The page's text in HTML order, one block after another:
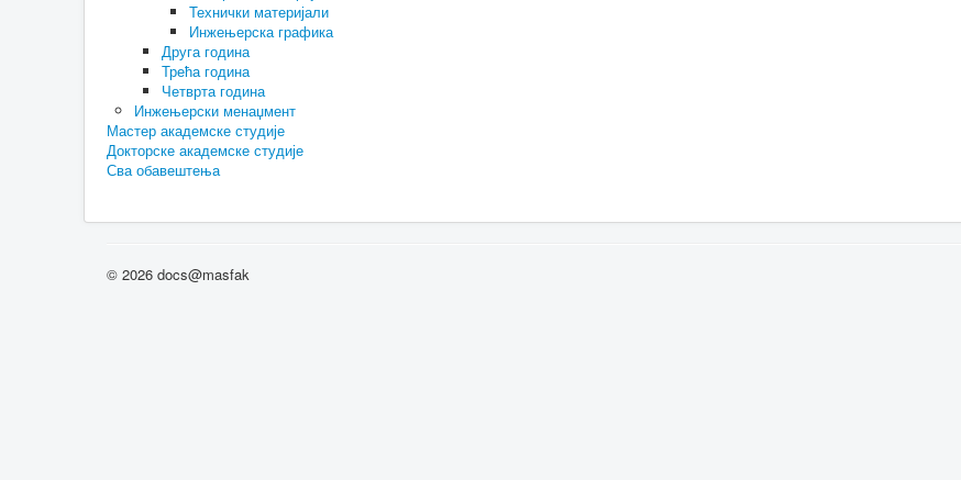
Технички материјали
Инжењерска графика
Друга година
Трећа година
Четврта година
Инжењерски менаџмент
Мастер академске студије
Докторске академске студије
Сва обавештења
© 2026 docs@masfak